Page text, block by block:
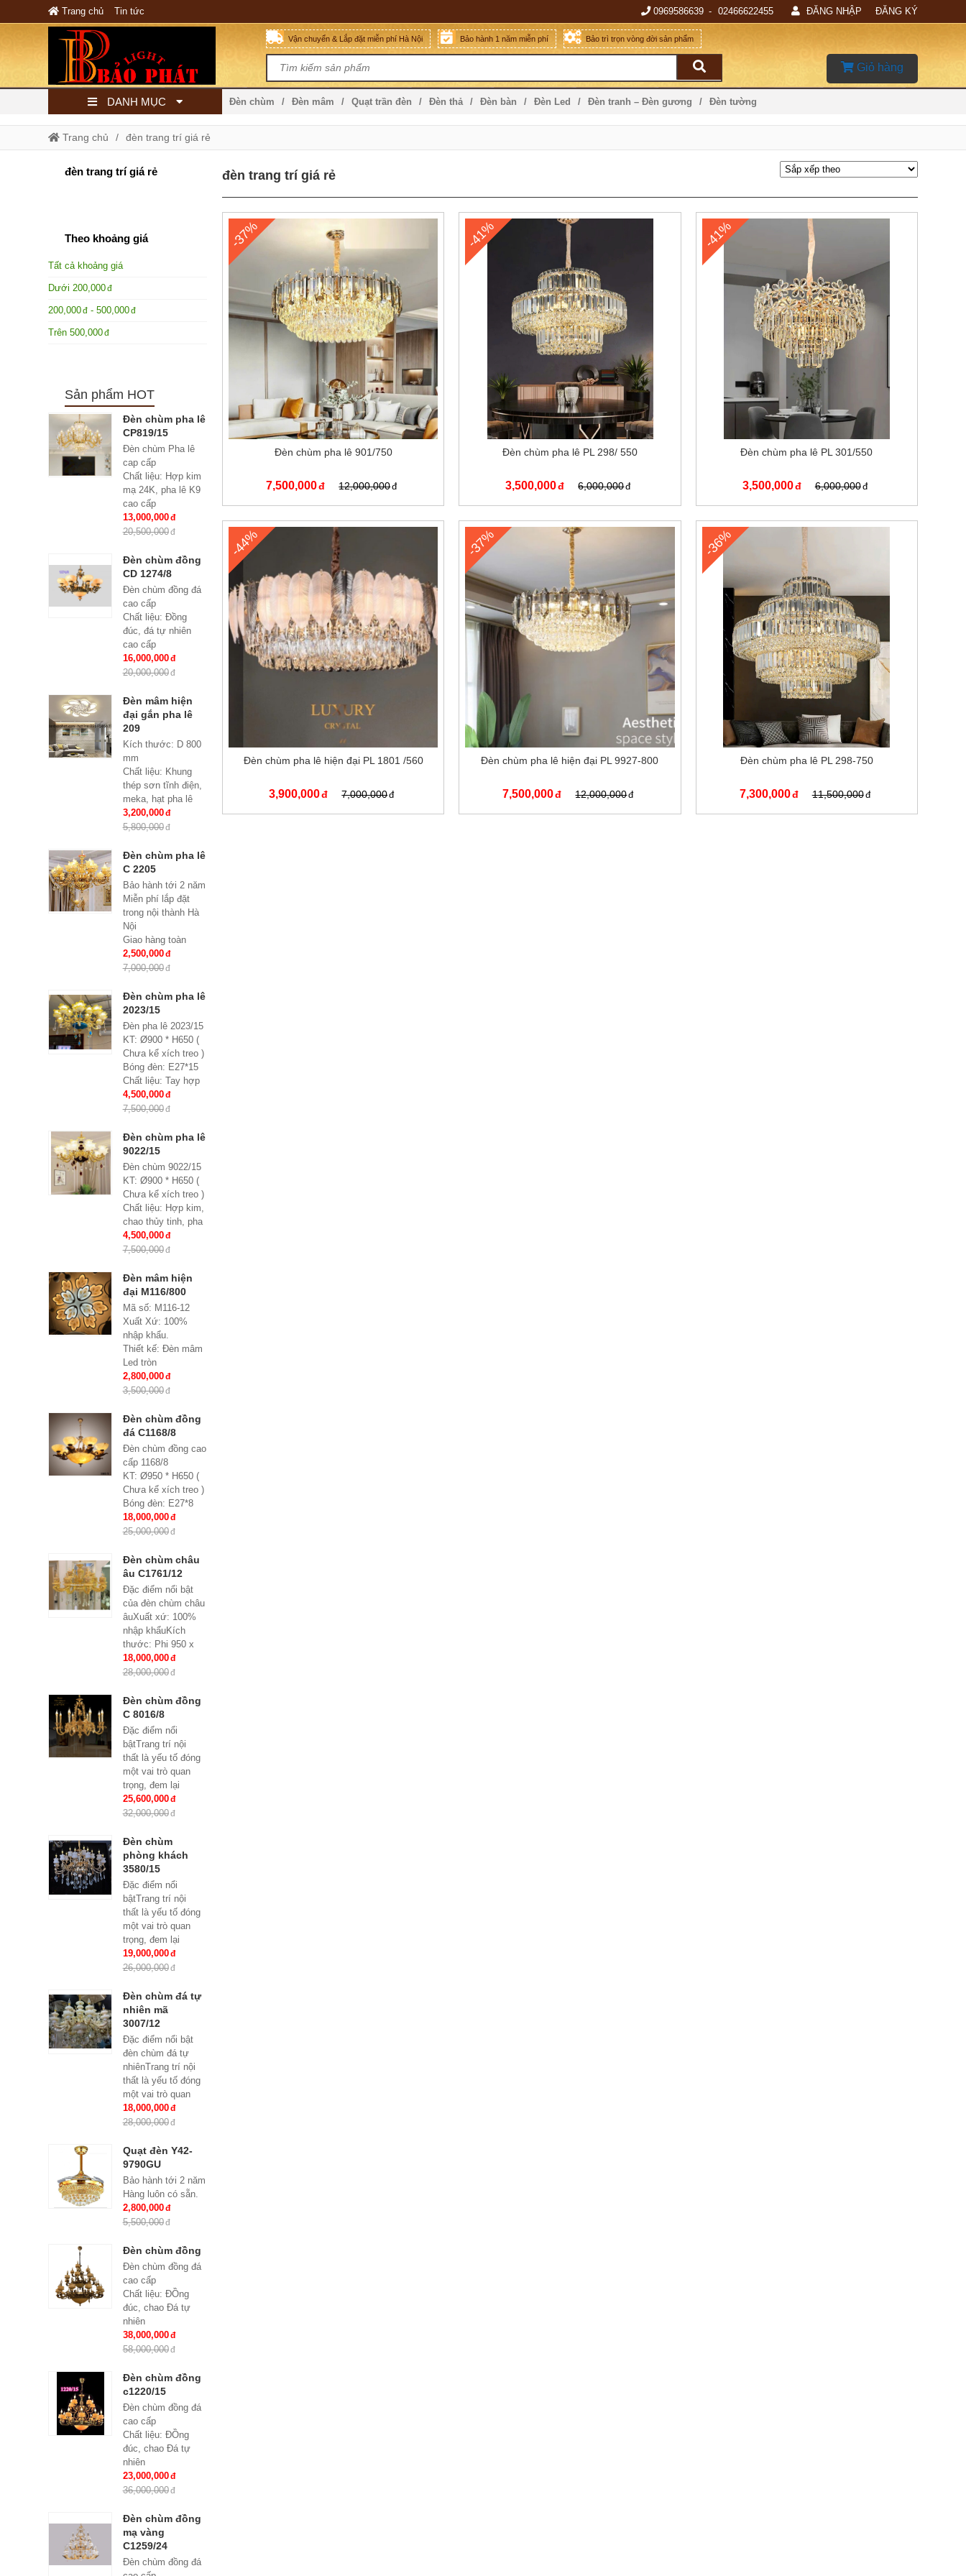
Trang chủ Tin tức 0969586639 02466622455 ĐĂNG NHẬP ĐĂNG KÝ
Vận chuyển & Lắp đặt miễn phí Hà Nội Bảo hành 1 năm miễn phí Bảo trì trọn vòng đời sản phẩm
Giỏ hàng
DANH MỤC Đèn chùm Đèn mâm Quạt trần đèn Đèn thả Đèn bàn Đèn Led Đèn tranh – Đèn gương Đèn tường
Trang chủ đèn trang trí giá rẻ
đèn trang trí giá rẻ
-37%
Đèn chùm pha lê 901/750
7,500,000 12,000,000
-41%
Đèn chùm pha lê PL 298/ 550
3,500,000 6,000,000
-41%
Đèn chùm pha lê PL 301/550
3,500,000 6,000,000
-44%
Đèn chùm pha lê hiện đại PL 1801 /560
3,900,000 7,000,000
-37%
Đèn chùm pha lê hiện đại PL 9927-800
7,500,000 12,000,000
-36%
Đèn chùm pha lê PL 298-750
7,300,000 11,500,000
đèn trang trí giá rẻ
Theo khoảng giá
Tất cả khoảng giá
Dưới200,000
200,000 -500,000
Trên500,000
Sản phẩm HOT
Đèn chùm pha lê
CP819/15
Đèn chùm Pha lê
cap cấp
Chất liệu: Hợp kim
mạ 24K, pha lê K9
cao cấp
Số lượng tay : 15
tay
Bóng đèn: Bóng led
tiết kiệm điện
E14*15
Bảo hành: 2 năm
13,000,000
20,500,000
Đèn chùm đồng
CD 1274/8
Đèn chùm đồng đá
cao cấp
Chất liệu: Đồng
đúc, đá tự nhiên
cao cấp
KT: Ø850 * H600
Bóng đèn: 8 bóng
điện E27*8
Bảo hành: 2 năm
16,000,000
20,000,000
Đèn mâm hiện
đại gắn pha lê
209
Kích thước: D 800
mm
Chất liệu: Khung
thép sơn tĩnh điện,
meka, hạt pha lê
Đèn: Led siêu tiết
kiệm điện đổi mầu 3
3,200,000
5,800,000
Đèn chùm pha lê
C 2205
Bảo hành tới 2 năm
Miễn phí lắp đặt
trong nội thành Hà
Nội
Giao hàng toàn
quốc
Chất liệu: hợp kim,
Kích thước: Phi
900*H650, 15 tay
2,500,000
7,000,000
Đèn chùm pha lê
2023/15
Đèn pha lê 2023/15
KT: Ø900 * H650 (
Chưa kể xích treo )
Bóng đèn: E27*15
Chất liệu: Tay hợp
kim, chao thủy tinh
đính hạt pha lê
4,500,000
7,500,000
Đèn chùm pha lê
9022/15
Đèn chùm 9022/15
KT: Ø900 * H650 (
Chưa kể xích treo )
Chất liệu: Hợp kim,
chao thủy tinh, pha
lê
Bóng đèn: E27*15
4,500,000
7,500,000
Đèn mâm hiện
đại M116/800
Mã số: M116-12
Xuất Xứ: 100%
nhập khẩu.
Thiết kế: Đèn mâm
Led tròn
Kích thước: Ø800x
H 150 mm
Led SMD 3 đổi mầu
Điều khiển từ xa: Đi
kèm nhiều chế độ
Ứng dụng: Hiệu
Quả Cho Phòng
Khách, chung cư,
nhà riêng, văn
phòng …
2,800,000
3,500,000
Đèn chùm đồng
đá C1168/8
Đèn chùm đồng cao
cấp 1168/8
KT: Ø950 * H650 (
Chưa kể xích treo )
Bóng đèn: E27*8
Bảo hành: 2 năm
18,000,000
25,000,000
Đèn chùm châu
âu C1761/12
Đặc điểm nổi bật
của đèn chùm châu
âuXuất xứ: 100%
nhập khẩuKích
thước: Phi 950 x
H500Loại bóng sử
dụng: Nến E14
Phòng...
18,000,000
28,000,000
Đèn chùm đồng
C 8016/8
Đặc điểm nổi
bậtTrang trí nội
thất là yếu tố đóng
một vai trò quan
trọng, đem lại
những giá trị thực
sự cho cả căn hộ
25,600,000
32,000,000
Đèn chùm
phòng khách
3580/15
Đặc điểm nổi
bậtTrang trí nội
thất là yếu tố đóng
một vai trò quan
trọng, đem lại
những giá trị thực
sự cho cả căn hộ
19,000,000
26,000,000
Đèn chùm đá tự
nhiên mã
3007/12
Đặc điểm nổi bật
đèn chùm đá tự
nhiênTrang trí nội
thất là yếu tố đóng
một vai trò quan
trọng, đem lại
những giá trị thực
18,000,000
28,000,000
Quạt đèn Y42-
9790GU
Bảo hành tới 2 năm
Hàng luôn có sẵn.
2,800,000
5,500,000
Đèn chùm đồng
Đèn chùm đồng đá
cao cấp
Chất liệu: ĐỒng
đúc, chao Đá tự
nhiên
Số lượng tay : 24
tay
mm
Bóng đèn: Bóng led
tiết kiệm điện
E14*24
Bảo hành: 2 năm
38,000,000
58,000,000
Đèn chùm đồng
c1220/15
Đèn chùm đồng đá
cao cấp
Chất liệu: ĐỒng
đúc, chao Đá tự
nhiên
Số lượng tay : 15
tay
Bóng đèn: Bóng led
tiết kiệm điện
E14*15
Bảo hành: 2 năm
23,000,000
36,000,000
Đèn chùm đồng
mạ vàng
C1259/24
Đèn chùm đồng đá